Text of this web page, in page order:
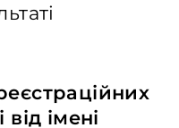
імені